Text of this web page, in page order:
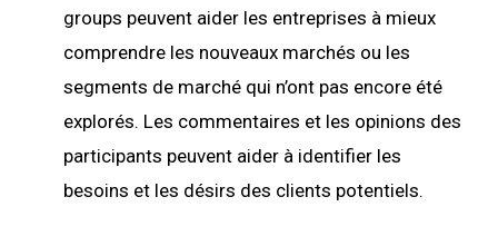
groups peuvent aider les entreprises à mieux
comprendre les nouveaux marchés ou les
segments de marché qui n’ont pas encore été
explorés. Les commentaires et les opinions des
participants peuvent aider à identifier les
besoins et les désirs des clients potentiels.